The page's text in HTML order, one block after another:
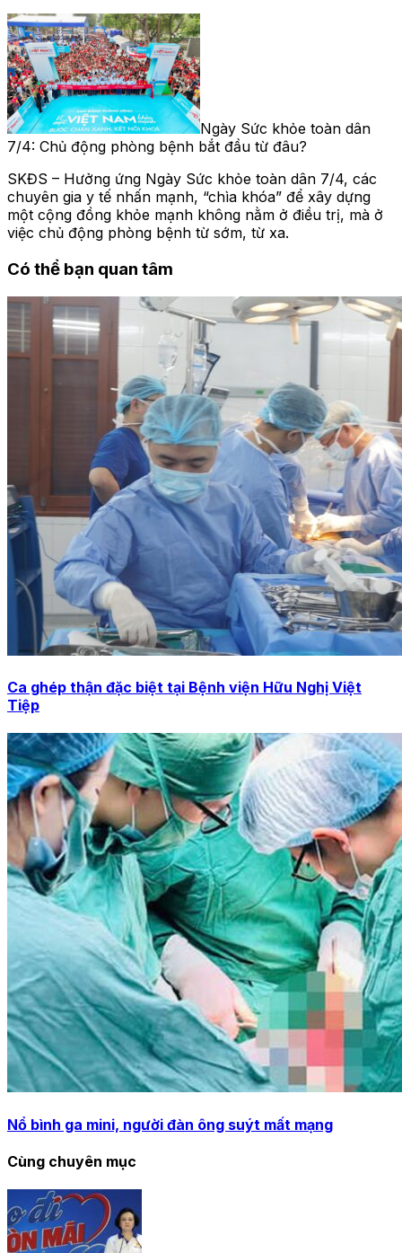
Ngày Sức khỏe toàn dân
7/4: Chủ động phòng bệnh bắt đầu từ đâu?
SKĐS – Hưởng ứng Ngày Sức khỏe toàn dân 7/4, các
chuyên gia y tế nhấn mạnh, “chìa khóa” để xây dựng
một cộng đồng khỏe mạnh không nằm ở điều trị, mà ở
việc chủ động phòng bệnh từ sớm, từ xa.
Có thể bạn quan tâm
Ca ghép thận đặc biệt tại Bệnh viện Hữu Nghị Việt
Tiệp
Nổ bình ga mini, người đàn ông suýt mất mạng
Cùng chuyên mục